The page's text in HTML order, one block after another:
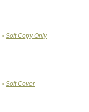
> Soft Copy Only
> Soft Cover